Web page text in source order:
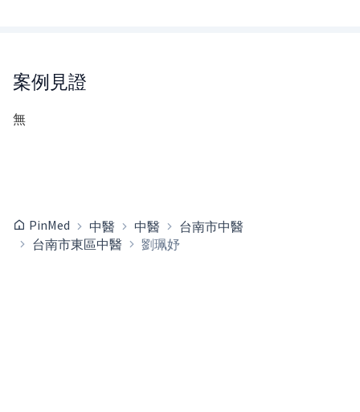
案例見證
無
PinMed 中醫 中醫
台南市中醫
台南市東區中醫
劉珮妤